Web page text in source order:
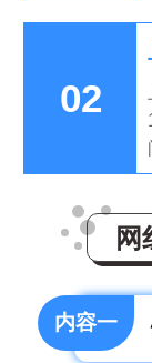
02
内容一